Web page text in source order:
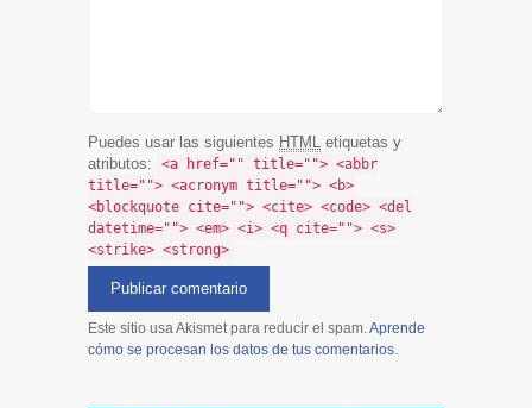
Puedes usar las siguientes HTML
etiquetas y
atributos:
<a href="" title=""> <abbr
title=""> <acronym title=""> <b>
<blockquote cite=""> <cite> <code> <del
datetime=""> <em> <i> <q cite=""> <s>
<strike> <strong>
Este sitio usa Akismet para reducir el spam.Aprende
cómo se procesan los datos de tus comentarios.